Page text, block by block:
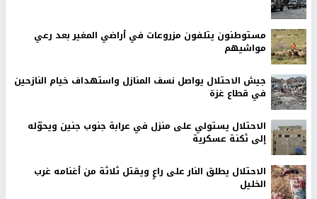
مستوطنون يتلفون مزروعات في أراضي المغير بعد رعي
مواشيهم
جيش الاحتلال يواصل نسف المنازل واستهداف خيام النازحين
في قطاع غزة
الاحتلال يستولي على منزل في عرابة جنوب جنين ويحوّله
إلى ثكنة عسكرية
الاحتلال يطلق النار على راعٍ ويقتل ثلاثة من أغنامه غرب
الخليل